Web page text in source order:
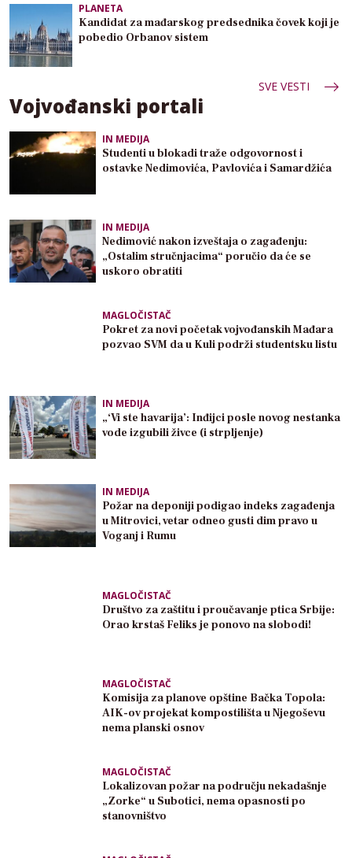
PLANETA
Kandidat za mađarskog predsednika čovek koji je
pobedio Orbanov sistem
SVE VESTI
Vojvođanski portali
IN MEDIJA
Studenti u blokadi traže odgovornost i
ostavke Nedimovića, Pavlovića i Samardžića
IN MEDIJA
Nedimović nakon izveštaja o zagađenju:
„Ostalim stručnjacima“ poručio da će se
uskoro obratiti
MAGLOČISTAČ
Pokret za novi početak vojvođanskih Mađara
pozvao SVM da u Kuli podrži studentsku listu
IN MEDIJA
„‘Vi ste havarija’: Inđijci posle novog nestanka
vode izgubili živce (i strpljenje)
IN MEDIJA
Požar na deponiji podigao indeks zagađenja
u Mitrovici, vetar odneo gusti dim pravo u
Voganj i Rumu
MAGLOČISTAČ
Društvo za zaštitu i proučavanje ptica Srbije:
Orao krstaš Feliks je ponovo na slobodi!
MAGLOČISTAČ
Komisija za planove opštine Bačka Topola:
AIK-ov projekat kompostilišta u Njegoševu
nema planski osnov
MAGLOČISTAČ
Lokalizovan požar na području nekadašnje
„Zorke“ u Subotici, nema opasnosti po
stanovništvo